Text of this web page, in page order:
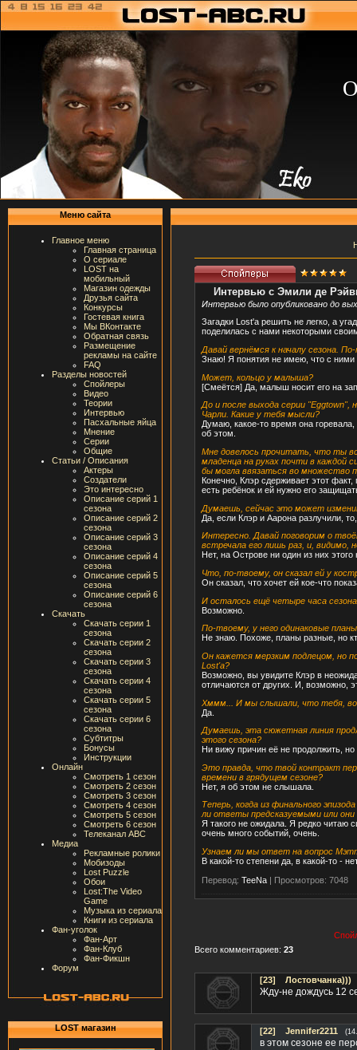
Меню сайта
Главное меню
Главная страница
О сериале
LOST на
мобильный
Магазин одежды
Друзья сайта
Конкурсы
Гостевая книга
Мы ВКонтакте
Обратная связь
Размещение
рекламы на сайте
FAQ
Разделы новостей
Спойлеры
Видео
Теории
Интервью
Пасхальные яйца
Мнение
Серии
Общие
Статьи / Описания
Актеры
Создатели
Это интересно
Описание серий 1
сезона
Описание серий 2
сезона
Описание серий 3
сезона
Описание серий 4
сезона
Описание серий 5
сезона
Описание серий 6
сезона
Скачать
Скачать серии 1
сезона
Скачать серии 2
сезона
Скачать серии 3
сезона
Скачать серии 4
сезона
Скачать серии 5
сезона
Скачать серии 6
сезона
Субтитры
Бонусы
Инструкции
Онлайн
Смотреть 1 сезон
Смотреть 2 сезон
Смотреть 3 сезон
Смотреть 4 сезон
Смотреть 5 сезон
Смотреть 6 сезон
Телеканал ABC
Медиа
Рекламные ролики
Мобизоды
Lost Puzzle
Обои
Lost:The Video
Game
Музыка из сериала
Книги из сериала
Фан-уголок
Фан-Арт
Фан-Клуб
Фан-Фикшн
Форум
LOST магазин
Интервью с Эмили де
Интервью было опубликовано до
Загадки Lost'а решить не легко, а
поделилась с нами некоторыми
Давай вернёмся к началу сезона.
Знаю! Я понятия не имею, что с ними
Может, кольцо у малыша?
[Смеётся] Да, малыш носит его на
До и после выхода серии "Eggtown",
Чарли. Какие у тебя мысли?
Думаю, какое-то время она
об этом.
Мне довелось прочитать, что ты
младенца на руках почти в каждой
бы могла ввязаться во множество
Конечно, Клэр сдерживает этот
есть ребёнок и ей нужно его
Думаешь, сейчас это может
Да, если Клэр и Аарона разлучили,
Интересно. Давай поговорим о
встречала его лишь раз, и, видимо,
Нет, на Острове ни один из них этого
Что, по-твоему, он сказал ей у
Он сказал, что хочет ей кое-что
И осталось ещё четыре часа
Возможно.
По-твоему, у него одинаковые
Не знаю. Похоже, планы разные, но
Он кажется мерзким подлецом, но
Lost'а?
Возможно, вы увидите Клэр в
отличаются от других. И, возможно,
Хммм... И мы слышали, что тебя,
Да.
Думаешь, эта сюжетная линия
этого сезона?
Ни вижу причин её не продолжить,
Это правда, что твой контракт
времени в грядущем сезоне?
Нет, я об этом не слышала.
Теперь, когда из финального
ли ответы предсказуемыми или
Я такого не ожидала. Я редко читаю
очень много событий, очень.
Узнаем ли мы ответ на вопрос
В какой-то степени да, в какой-то -
Перевод: TeeNa | Просмотров: 7048
Всего комментариев: 23
[23] Лостовчанка)))
Жду-не дождусь 12
[22] Jennifer2211
в этом сезоне ее